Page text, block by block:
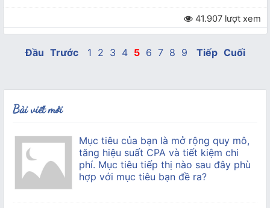
41.907 lượt xem
Đầu Trước 1 2 3 4 5 6 7 8 9 Tiếp Cuối
Bài viết mới
Mục tiêu của bạn là mở rộng quy mô,
tăng hiệu suất CPA và tiết kiệm chi
phí. Mục tiêu tiếp thị nào sau đây phù
hợp với mục tiêu bạn đề ra?